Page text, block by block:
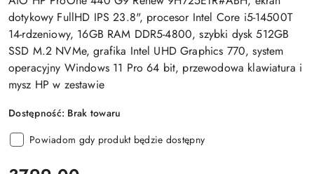
dotykowy FullHD IPS 23.8", procesor Intel Core i5-14500T
14-rdzeniowy, 16GB RAM DDR5-4800, szybki dysk 512GB
SSD M.2 NVMe, grafika Intel UHD Graphics 770, system
operacyjny Windows 11 Pro 64 bit, przewodowa klawiatura i
mysz HP w zestawie
Dostępność: Brak towaru
Powiadom gdy produkt będzie dostępny